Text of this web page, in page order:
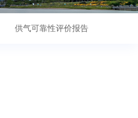
供气可靠性评价报告